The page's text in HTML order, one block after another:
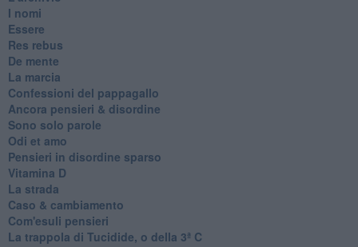
I nomi
Essere
Res rebus
De mente
La marcia
Confessioni del pappagallo
Ancora pensieri & disordine
Sono solo parole
Odi et amo
Pensieri in disordine sparso
Vitamina D
La strada
Caso & cambiamento
Com'esuli pensieri
La trappola di Tucidide, o della 3ª C